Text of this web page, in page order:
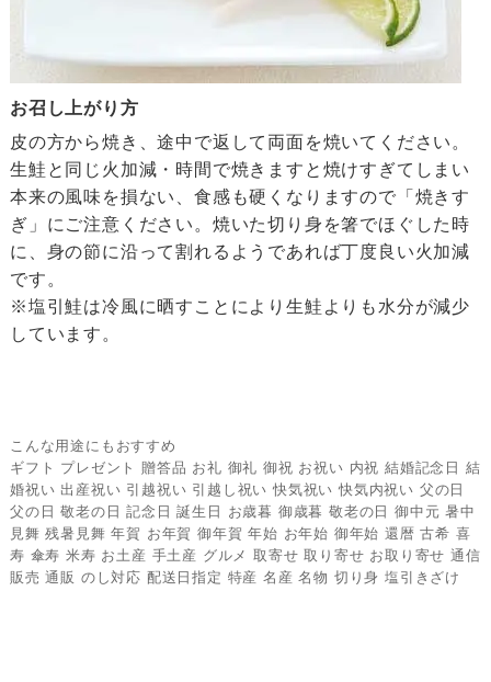
お召し上がり方
皮の方から焼き、途中で返して両面を焼いてください。
生鮭と同じ火加減・時間で焼きますと焼けすぎてしまい
本来の風味を損ない、食感も硬くなりますので「焼きす
ぎ」にご注意ください。焼いた切り身を箸でほぐした時
に、身の節に沿って割れるようであれば丁度良い火加減
です。
※塩引鮭は冷風に晒すことにより生鮭よりも水分が減少
しています。
こんな用途にもおすすめ
ギフト プレゼント 贈答品 お礼 御礼 御祝 お祝い 内祝 結婚記念日 結
婚祝い 出産祝い 引越祝い 引越し祝い 快気祝い 快気内祝い 父の日
父の日 敬老の日 記念日 誕生日 お歳暮 御歳暮 敬老の日 御中元 暑中
見舞 残暑見舞 年賀 お年賀 御年賀 年始 お年始 御年始 還暦 古希 喜
寿 傘寿 米寿 お土産 手土産 グルメ 取寄せ 取り寄せ お取り寄せ 通信
販売 通販 のし対応 配送日指定 特産 名産 名物 切り身 塩引きざけ